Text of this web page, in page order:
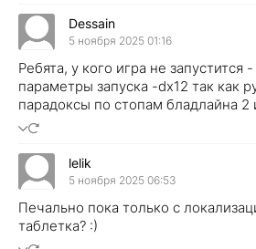
Dessain
5 ноября 2025 01:16
Ребята, у кого игра не запустится
параметры запуска -dx12 так как
парадоксы по стопам бладлайна 2
lelik
5 ноября 2025 06:53
Печально пока только с
таблетка? :)